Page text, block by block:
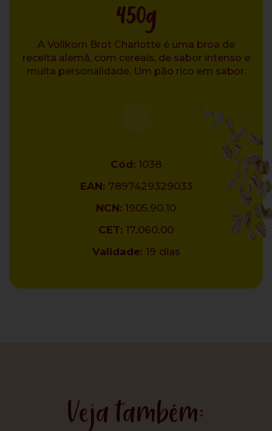
450g
A Vollkorn Brot Charlotte é uma broa de
receita alemã, com cereais, de sabor intenso e
muita personalidade. Um pão rico em sabor.
Cód: 1038
EAN:7897429329033
NCN: 1905.90.10
CET: 17.060.00
Validade:19 dias
Veja também: